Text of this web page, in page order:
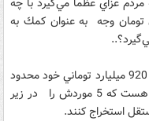
قانوني و شرعي 500 ميليون تومان وجه به عنوان كمك به
كمك گيري وزارت امور خارجه علاوه بر بودجه 920 ميليارد توماني خود محدود
به همين مبلغ نيست بلكه موارد ديگري هم هست كه 5 موردش را در زير
استخراج كنند.